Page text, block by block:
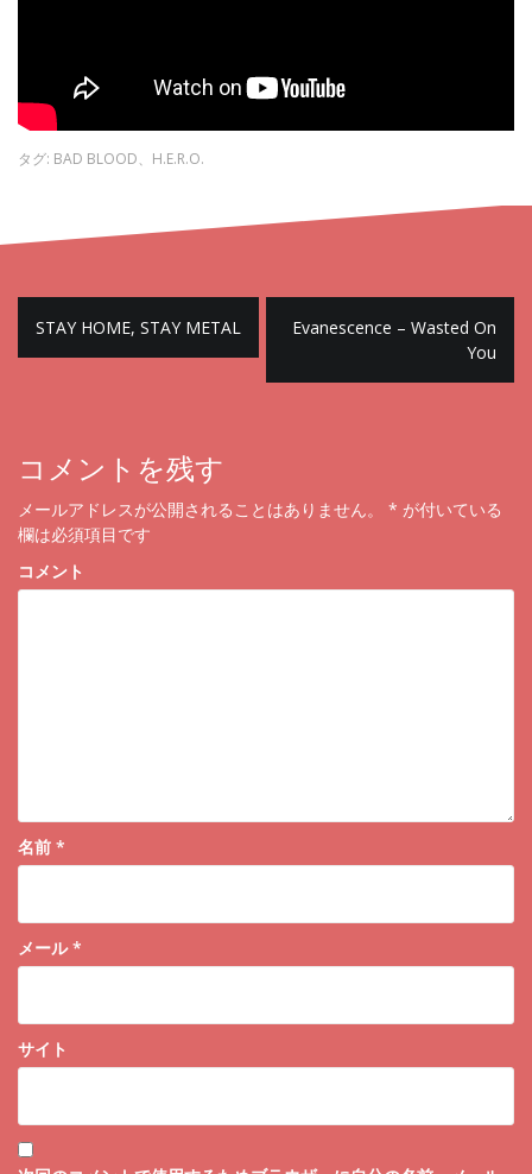
タグ: BAD BLOOD、 H.E.R.O.
投
ビ
ゲ
ー
シ
STAY HOME, STAY METAL
Evanescence – Wasted On
You
コメントを残す
メールアドレスが公開されることはありません。 * が付いている
欄は必須項目です
コメント
名前 *
メール*
サイト